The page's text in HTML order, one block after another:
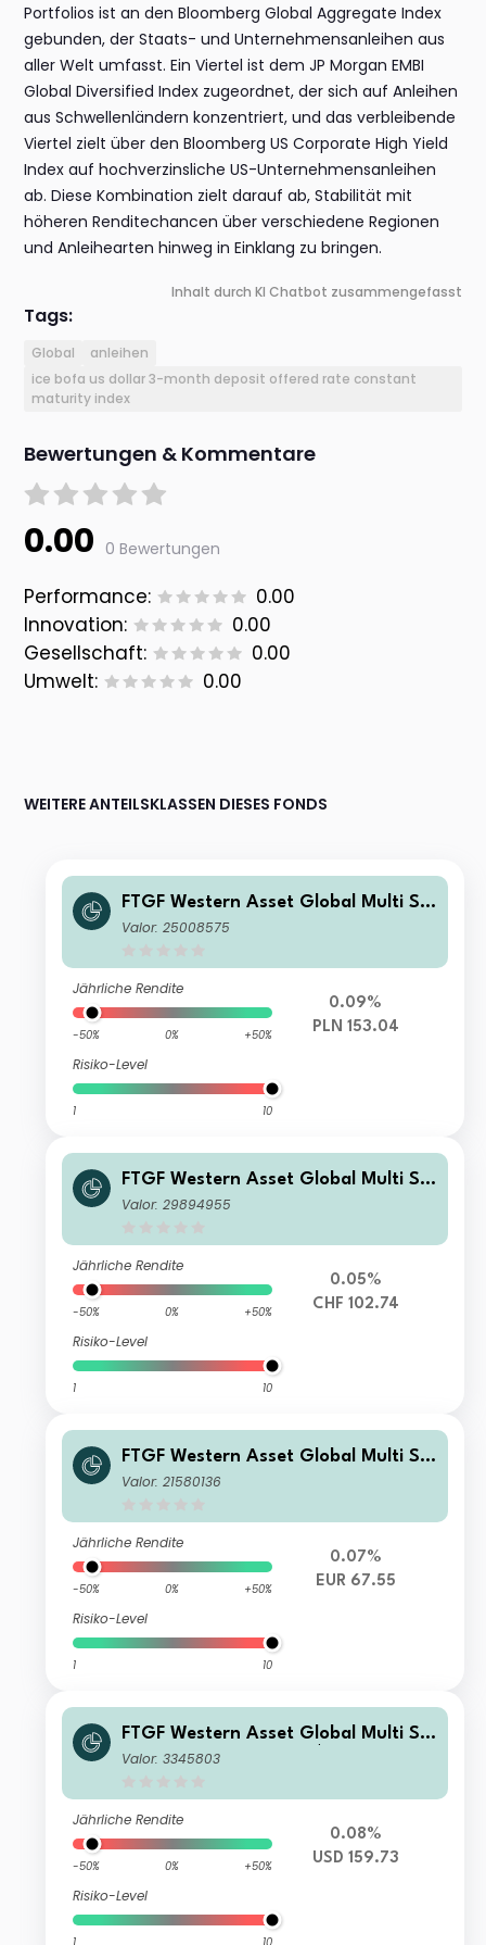
Portfolios ist an den Bloomberg Global Aggregate Index
gebunden, der Staats- und Unternehmensanleihen aus
aller Welt umfasst. Ein Viertel ist dem JP Morgan EMBI
Global Diversified Index zugeordnet, der sich auf Anleihen
aus Schwellenländern konzentriert, und das verbleibende
Viertel zielt über den Bloomberg US Corporate High Yield
Index auf hochverzinsliche US-Unternehmensanleihen
ab. Diese Kombination zielt darauf ab, Stabilität mit
höheren Renditechancen über verschiedene Regionen
und Anleihearten hinweg in Einklang zu bringen.
Inhalt durch KI Chatbot zusammengefasst
Tags:
Global
anleihen
ice bofa us dollar 3-month deposit offered rate constant
maturity index
Bewertungen & Kommentare
0.00 0 Bewertungen
Performance:
0.00
Innovation:
0.00
Gesellschaft:
0.00
Umwelt:
0.00
WEITERE ANTEILSKLASSEN DIESES FONDS
FTGF Western Asset Global Multi Str
ategy Fund Premier Class PLN Accu
Valor: 25008575
Jährliche Rendite
-50% 0% +50%
Risiko-Level
1 10
0.09%
PLN 153.04
FTGF Western Asset Global Multi Str
ategy Fund Premier Class CHF Accu
Valor: 29894955
Jährliche Rendite
-50% 0% +50%
Risiko-Level
1 10
0.05%
CHF 102.74
FTGF Western Asset Global Multi Str
ategy Fund Class E Euro Distributing
Valor: 21580136
Jährliche Rendite
-50% 0% +50%
Risiko-Level
1 10
0.07%
EUR 67.55
FTGF Western Asset Global Multi Str
ategy Fund Class C US$ Accumulatin
Valor: 3345803
Jährliche Rendite
-50% 0% +50%
Risiko-Level
0.08%
USD 159.73